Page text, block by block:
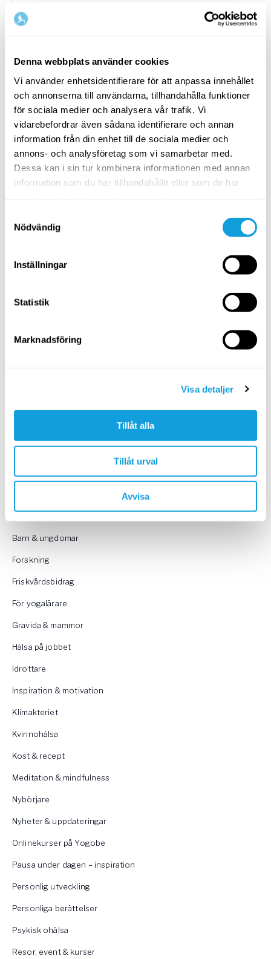
Denna webbplats använder cookies
Vi använder enhetsidentifierare för att anpassa innehållet
och annonserna till användarna, tillhandahålla funktioner
för sociala medier och analysera vår trafik. Vi
vidarebefordrar även sådana identifierare och annan
information från din enhet till de sociala medier och
annons- och analysföretag som vi samarbetar med.
Dessa kan i sin tur kombinera informationen med annan
information som du har tillhandahållit eller som de har
Nödvändig
Inställningar
Statistik
Marknadsföring
Visa detaljer
Tillåt alla
Tillåt urval
Avvisa
För att kunna se en hel video behöver du vara
inloggad som betalande medlem på Yogobe. Är du ny
till tjänsten? Prova gratis i 14 dagar utan bindningstid
–klicka och kom igång här!
Milla är en dynamisk och mångfacetterad akrobat och
yogalärare inom Hatha, Acro yoga, Yoga wings och
Kontaktyoga.
SOK
Barn & ungdomar
Forskning
Friskvårdsbidrag
För yogalärare
Gravida & mammor
Hälsa på jobbet
Idrottare
Inspiration & motivation
Klimakteriet
Kvinnohälsa
Kost & recept
Meditation & mindfulness
Nybörjare
Nyheter & uppdateringar
Onlinekurser på Yogobe
Pausa under dagen – inspiration
Personlig utveckling
Personliga berättelser
Psykisk ohälsa
Resor, event & kurser